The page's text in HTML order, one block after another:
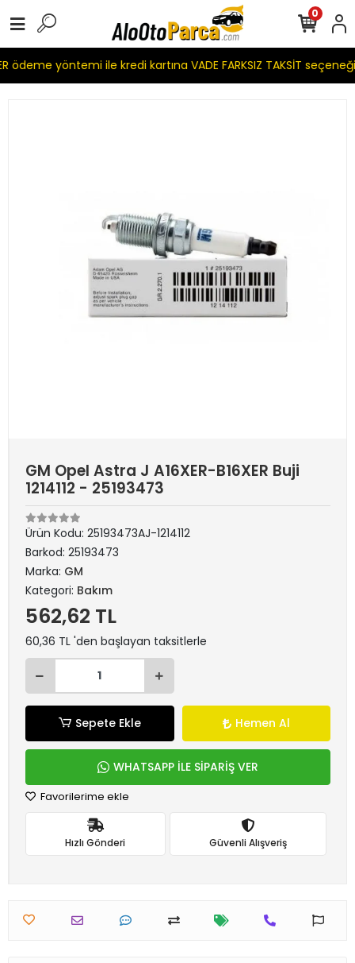
ödeme yöntemi ile kredi kartına VADE FARKSIZ TAKSİT
0
GM Opel Astra J A16XER-B16XER Buji
1214112 - 25193473
Ürün Kodu: 25193473AJ-1214112
Barkod: 25193473
Marka: GM
Kategori: Bakım
562,62 TL
60,36 TL 'den başlayan taksitlerle
Sepete Ekle Hemen Al
WHATSAPP İLE SİPARİŞ VER
Favorilerime ekle
Hızlı Gönderi Güvenli Alışveriş